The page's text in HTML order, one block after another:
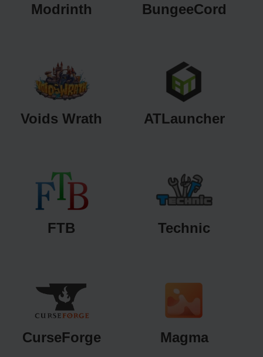
Modrinth BungeeCord
Voids Wrath ATLauncher
FTB Technic
CurseForge Magma